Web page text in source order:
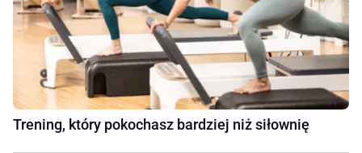
Trening, który pokochasz bardziej niż siłownię